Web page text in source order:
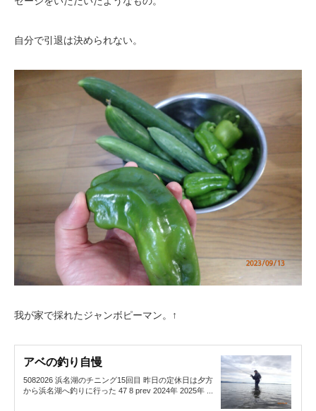
自分で引退は決められない。
我が家で採れたジャンボピーマン。↑
アベの釣り自慢
5082026 浜名湖のチニング15回目 昨日の定休日は夕方
から浜名湖へ釣りに行った 47 8 prev 2024年 2025年 ...